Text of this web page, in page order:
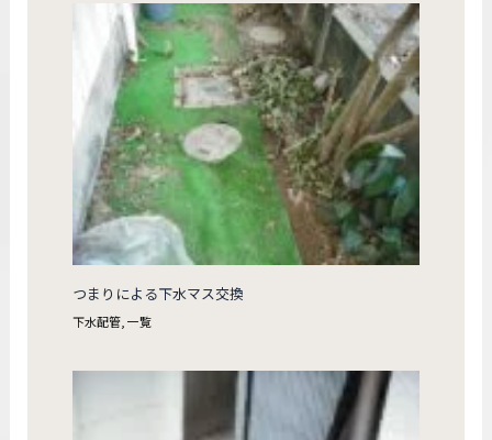
つまりによる下水マス交換
下水配管 ,一覧